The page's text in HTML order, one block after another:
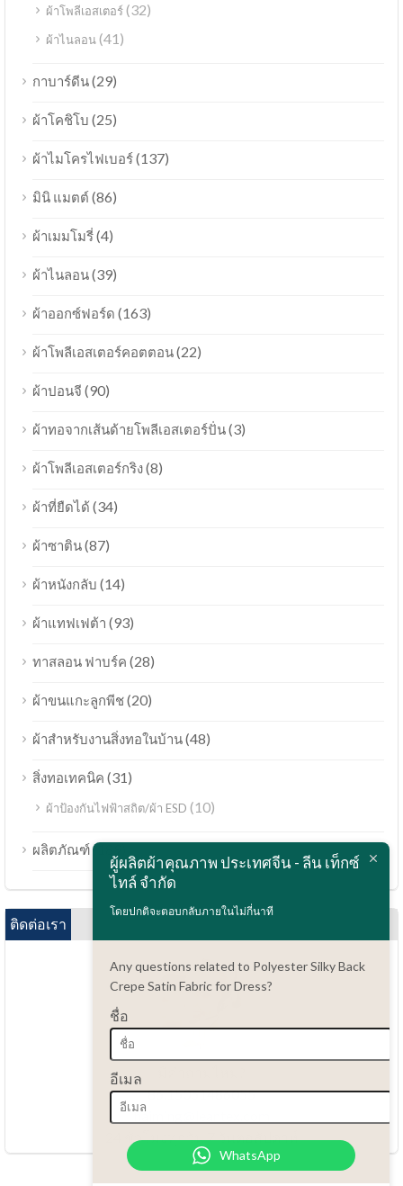
ผ้าโพลีเอสเตอร์(32)
ผ้าไนลอน(41)
กาบาร์ดีน(29)
ผ้าโคชิโบ (25)
ผ้าไมโครไฟเบอร์(137)
มินิ แมตต์(86)
ผ้าเมมโมรี่(4)
ผ้าไนลอน(39)
ผ้าออกซ์ฟอร์ด (163)
ผ้าโพลีเอสเตอร์คอตตอน(22)
ผ้าปอนจี (90)
ผ้าทอจากเส้นด้ายโพลีเอสเตอร์ปั่น(3)
ผ้าโพลีเอสเตอร์กริง(8)
ผ้าที่ยืดได้(34)
ผ้าซาติน(87)
ผ้าหนังกลับ (14)
ผ้าแทฟเฟต้า (93)
ทาสลอน ฟาบร์ค (28)
ผ้าขนแกะลูกพีช(20)
ผ้าสำหรับงานสิ่งทอในบ้าน(48)
สิ่งทอเทคนิค (31)
ผ้าป้องกันไฟฟ้าสถิต/ผ้า ESD (10)
ผลิตภัณฑ์(189)
ติดต่อเรา
86.15051486055
haiming@leantex.com
24 ชั่วโมงทุกวัน 7 วันต่อสัปดาห์
ผู้ผลิตผ้าคุณภาพ ประเทศจีน - ลีน เท็กซ์
ไทล์ จำกัด
โดยปกติจะตอบกลับภายในไม่กี่นาที
Any questions related to Polyester Silky Back
Crepe Satin Fabric for Dress?
ชื่อ
อีเมล
WhatsApp
Español
Português do Brasil
Русский
Türkçe
Bahasa Indonesia